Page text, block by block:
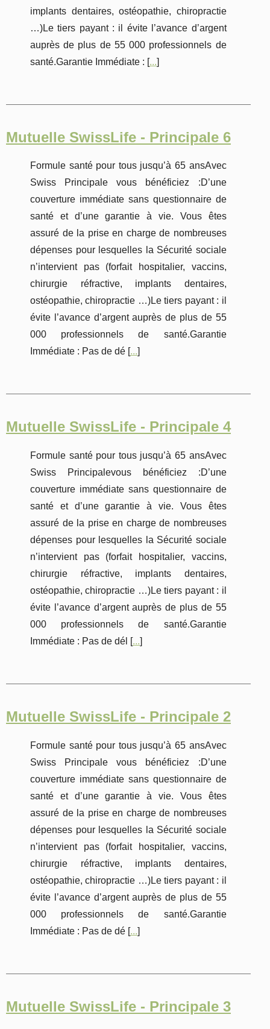
implants dentaires, ostéopathie, chiropractie
…)Le tiers payant : il évite l’avance d’argent
auprès de plus de 55 000 professionnels de
santé.Garantie Immédiate : [...]
Mutuelle SwissLife - Principale 6
Formule santé pour tous jusqu’à 65 ansAvec
Swiss Principale vous bénéficiez :D’une
couverture immédiate sans questionnaire de
santé et d’une garantie à vie. Vous êtes
assuré de la prise en charge de nombreuses
dépenses pour lesquelles la Sécurité sociale
n’intervient pas (forfait hospitalier, vaccins,
chirurgie réfractive, implants dentaires,
ostéopathie, chiropractie …)Le tiers payant : il
évite l’avance d’argent auprès de plus de 55
000 professionnels de santé.Garantie
Immédiate : Pas de dé [ ...
Mutuelle SwissLife - Principale 4
Formule santé pour tous jusqu’à 65 ansAvec
Swiss Principalevous bénéficiez :D’une
couverture immédiate sans questionnaire de
santé et d’une garantie à vie. Vous êtes
assuré de la prise en charge de nombreuses
dépenses pour lesquelles la Sécurité sociale
n’intervient pas (forfait hospitalier, vaccins,
chirurgie réfractive, implants dentaires,
ostéopathie, chiropractie …)Le tiers payant : il
évite l’avance d’argent auprès de plus de 55
000 professionnels de santé.Garantie
Immédiate : Pas de dél [...]
Mutuelle SwissLife - Principale 2
Formule santé pour tous jusqu’à 65 ansAvec
Swiss Principale vous bénéficiez :D’une
couverture immédiate sans questionnaire de
santé et d’une garantie à vie. Vous êtes
assuré de la prise en charge de nombreuses
dépenses pour lesquelles la Sécurité sociale
n’intervient pas (forfait hospitalier, vaccins,
chirurgie réfractive, implants dentaires,
ostéopathie, chiropractie …)Le tiers payant : il
évite l’avance d’argent auprès de plus de 55
000 professionnels de santé.Garantie
Immédiate : Pas de dé [...]
Mutuelle SwissLife - Principale 3